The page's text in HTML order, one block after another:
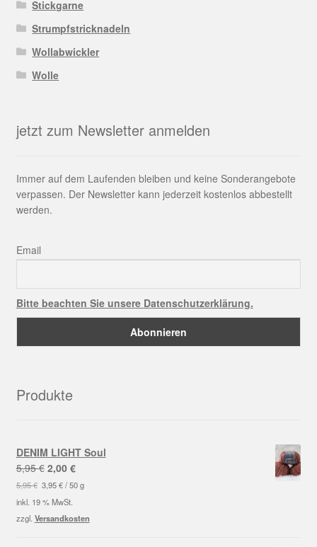
Stickgarne
Strumpfstricknadeln
Wollabwickler
Wolle
jetzt zum Newsletter anmelden
Immer auf dem Laufenden bleiben und keine Sonderangebote
verpassen. Der Newsletter kann jederzeit kostenlos abbestellt
werden.
Email
Bitte beachten Sie unsere Datenschutzerklärung.
Produkte
DENIM LIGHT Soul
5,95€ Ursprünglicher
Preis
war:
5,95 €
2,00 €Aktueller
Preis
2,00 €.
5,95€ 3,95€/50 g
inkl. 19 % MwSt.
zzgl. Versandkosten